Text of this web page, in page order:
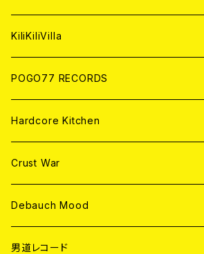
ANALOG
KiliKiliVilla
POGO77 RECORDS
Hardcore Kitchen
Crust War
Debauch Mood
男道レコード